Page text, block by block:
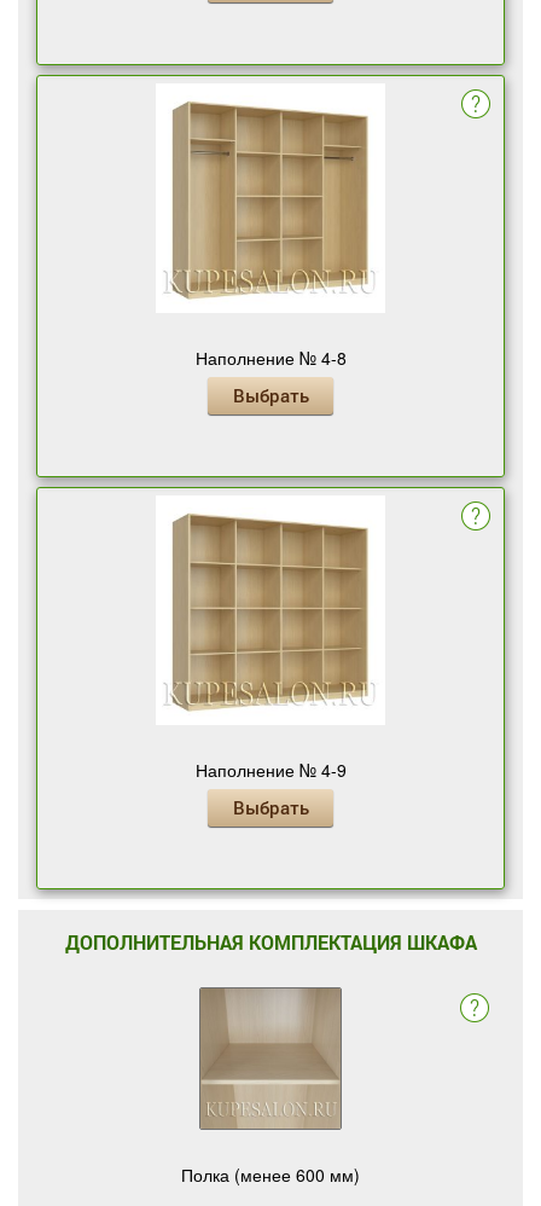
Наполнение № 4-8
Выбрать
Наполнение № 4-9
Выбрать
ДОПОЛНИТЕЛЬНАЯ КОМПЛЕКТАЦИЯ ШКАФА
Полка (менее 600 мм)